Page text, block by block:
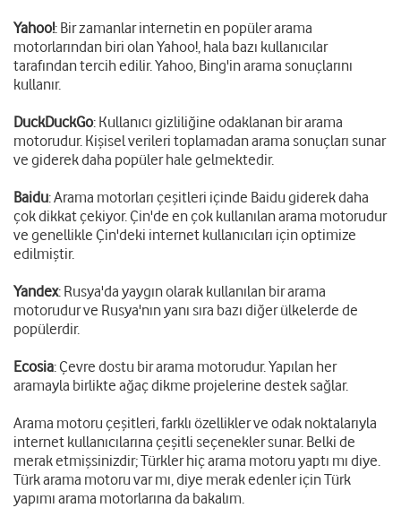
Yahoo!: Bir zamanlar internetin en popüler arama
motorlarından biri olan Yahoo!, hala bazı kullanıcılar
tarafından tercih edilir. Yahoo, Bing'in arama sonuçlarını
kullanır.
DuckDuckGo: Kullanıcı gizliliğine odaklanan bir arama
motorudur. Kişisel verileri toplamadan arama sonuçları sunar
ve giderek daha popüler hale gelmektedir.
Baidu: Arama motorları çeşitleri içinde Baidu giderek daha
çok dikkat çekiyor. Çin'de en çok kullanılan arama motorudur
ve genellikle Çin'deki internet kullanıcıları için optimize
edilmiştir.
Yandex: Rusya'da yaygın olarak kullanılan bir arama
motorudur ve Rusya'nın yanı sıra bazı diğer ülkelerde de
popülerdir.
Ecosia: Çevre dostu bir arama motorudur. Yapılan her
aramayla birlikte ağaç dikme projelerine destek sağlar.
Arama motoru çeşitleri, farklı özellikler ve odak noktalarıyla
internet kullanıcılarına çeşitli seçenekler sunar. Belki de
merak etmişsinizdir; Türkler hiç arama motoru yaptı mı diye.
Türk arama motoru var mı, diye merak edenler için Türk
yapımı arama motorlarına da bakalım.